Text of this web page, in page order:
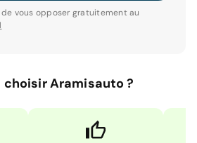
vous opposer gratuitement au
choisir Aramisauto ?